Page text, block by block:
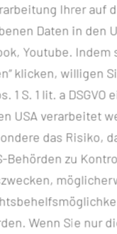
um 02:46 Uhr geboren.
herzlich zur500.
MUL – CT!
Temperaturen
In nur zwei
Ihrer auf
Daten in den
Youtube. Indem
klicken, willigen
1 S. 1 lit. a DSGVO
USA verarbeitet
das Risiko,
Behörden zu
Wenn Sie nur